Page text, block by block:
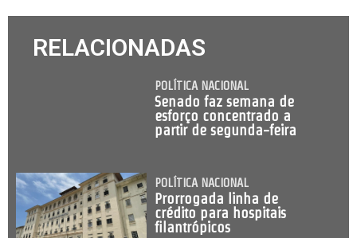
RELACIONADAS
POLÍTICA NACIONAL
Senado faz semana de
esforço concentrado a
partir de segunda-feira
POLÍTICA NACIONAL
Prorrogada linha de
crédito para hospitais
filantrópicos